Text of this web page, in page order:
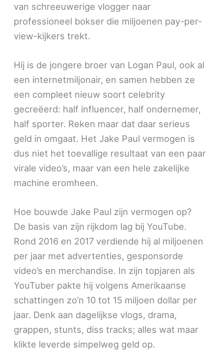
van schreeuwerige vlogger naar
professioneel bokser die miljoenen pay-per-
view-kijkers trekt.
Hij is de jongere broer van Logan Paul, ook al
een internetmiljonair, en samen hebben ze
een compleet nieuw soort celebrity
gecreëerd: half influencer, half ondernemer,
half sporter. Reken maar dat daar serieus
geld in omgaat. Het Jake Paul vermogen is
dus niet het toevallige resultaat van een paar
virale video’s, maar van een hele zakelijke
machine eromheen.
Hoe bouwde Jake Paul zijn vermogen op?
De basis van zijn rijkdom lag bij YouTube.
Rond 2016 en 2017 verdiende hij al miljoenen
per jaar met advertenties, gesponsorde
video’s en merchandise. In zijn topjaren als
YouTuber pakte hij volgens Amerikaanse
schattingen zo’n 10 tot 15 miljoen dollar per
jaar. Denk aan dagelijkse vlogs, drama,
grappen, stunts, diss tracks; alles wat maar
klikte leverde simpelweg geld op.